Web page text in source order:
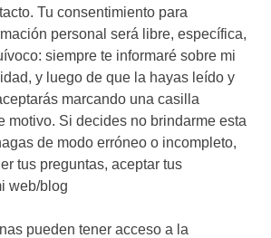
Tu consentimiento para
personal será libre, específica,
siempre te informaré sobre mi
y luego de que la hayas leído y
marcando una casilla
motivo. Si decides no brindarme esta
de modo erróneo o incompleto,
tus preguntas, aceptar tus
web/blog
pueden tener acceso a la